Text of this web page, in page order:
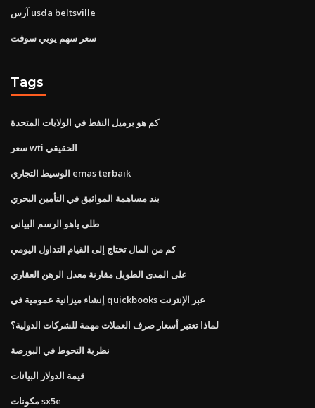
آرس usda beltsville
سعر سهم يوبي سوفت
Tags
كم هو برميل النفط في الولايات المتحدة
سعر wti الحقيقي
الوسيط التجاري emas terbaik
بند مساهمة المواثيق في التأمين البحري
طلى ياهو الرسم البياني
كم من المال تحتاج إلى القيام التداول اليومي
على المدى الطويل مقارنة معدل الرهن العقاري
إنشاء ميزانية عمومية في quickbooks عبر الإنترنت
لماذا تعتبر أسعار صرف العملات مهمة للشركات الدولية؟
نظرية التحوط في البورصة
قيمة الدولار البيانات
مكونات sx5e